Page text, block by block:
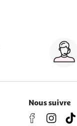
Nous suivre